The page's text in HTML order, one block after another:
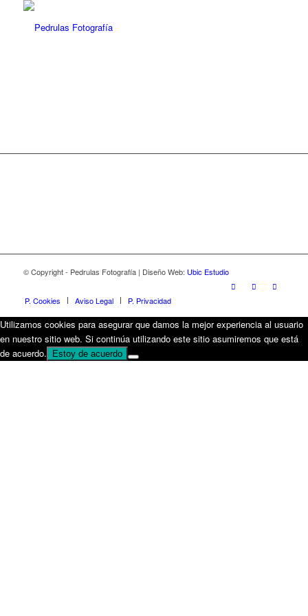
© Copyright - Pedrulas Fotografía | Diseño Web: Ubic Estudio
P. Cookies Aviso Legal P. Privacidad
Utilizamos cookies para asegurar que damos la mejor experiencia al usuario
en nuestro sitio web. Si continúa utilizando este sitio asumiremos que está
de acuerdo.
Estoy de acuerdo